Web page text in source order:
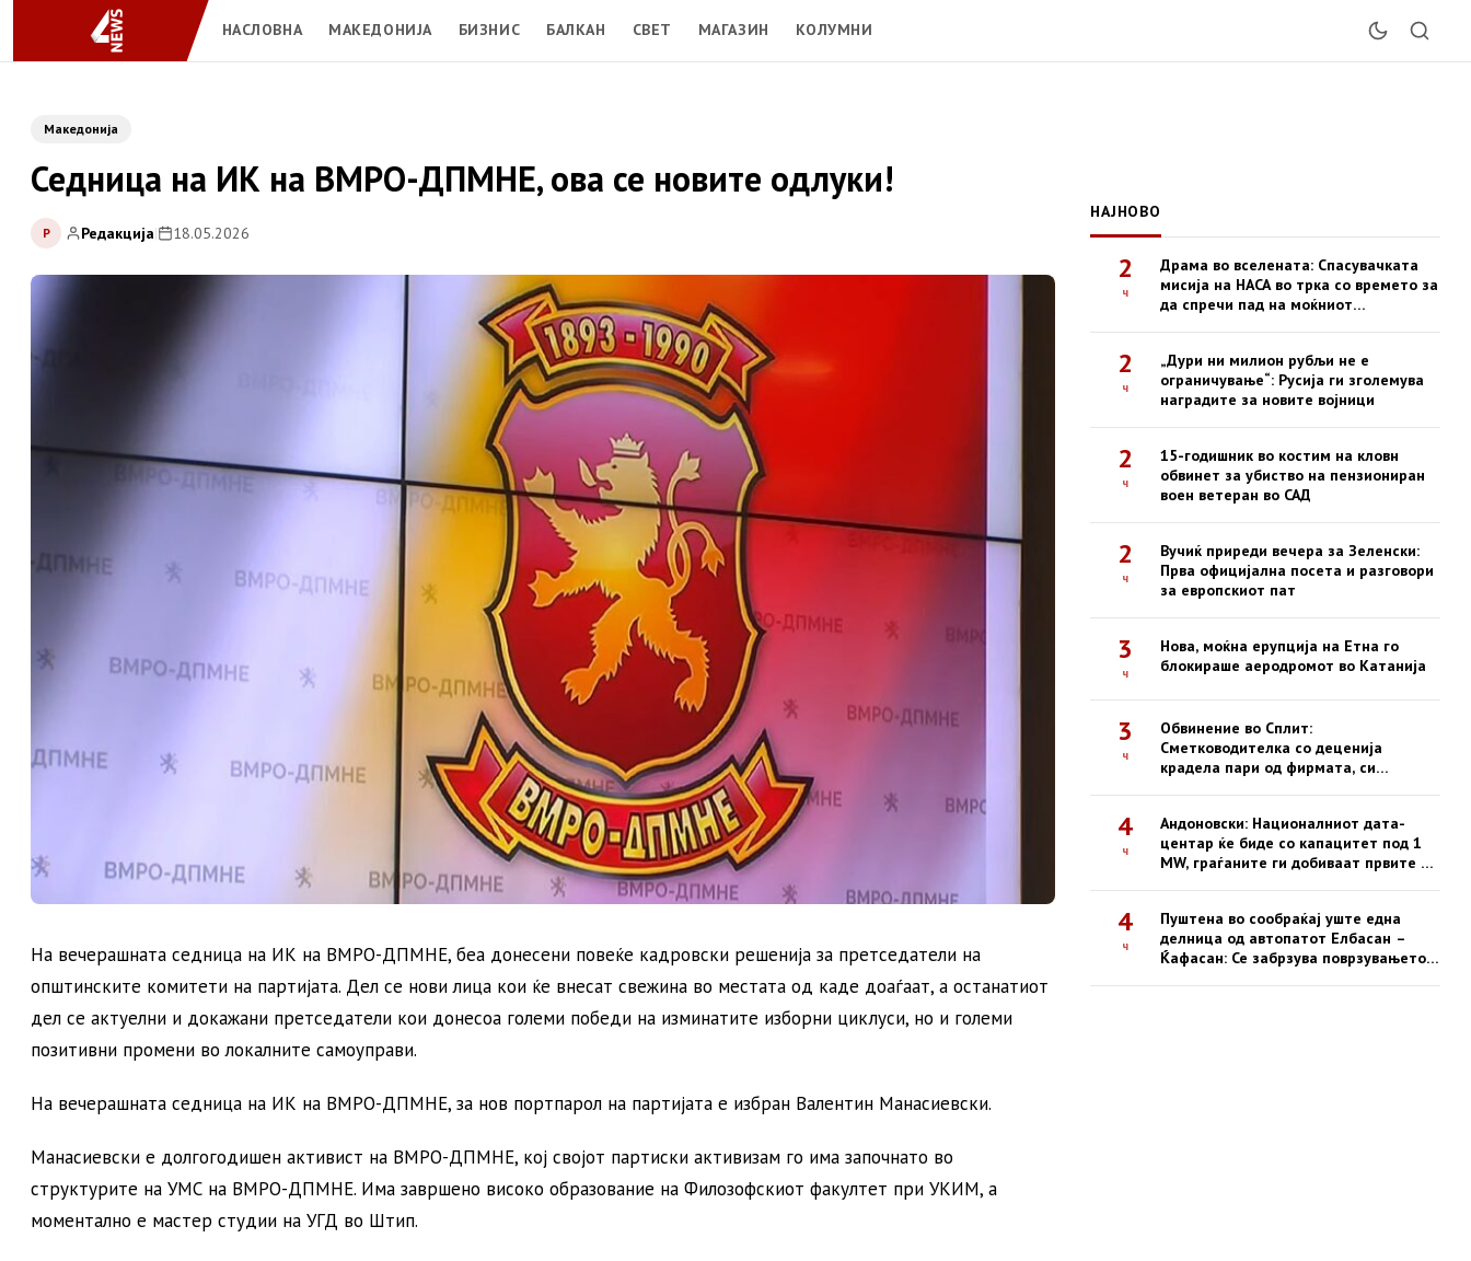
НАСЛОВНА МАКЕДОНИЈА БИЗНИС БАЛКАН СВЕТ МАГАЗИН КОЛУМНИ
Македонија
Седница на ИК на ВМРО-ДПМНЕ, ова се новите одлуки!
Р Редакција| 18.05.2026
На вечерашната седница на ИК на ВМРО-ДПМНЕ, беа донесени повеќе кадровски решенија за претседатели на
општинските комитети на партијата. Дел се нови лица кои ќе внесат свежина во местата од каде доаѓаат, а останатиот
дел се актуелни и докажани претседатели кои донесоа големи победи на изминатите изборни циклуси, но и големи
позитивни промени во локалните самоуправи.
На вечерашната седница на ИК на ВМРО-ДПМНЕ, за нов портпарол на партијата е избран Валентин Манасиевски.
Манасиевски е долгогодишен активист на ВМРО-ДПМНЕ, кој својот партиски активизам го има започнато во
структурите на УМС на ВМРО-ДПМНЕ. Има завршено високо образование на Филозофскиот факултет при УКИМ, а
моментално е мастер студии на УГД во Штип.
НАЈНОВО
2
ч
Драма во вселената: Спасувачката
мисија на НАСА во трка со времето за
да спречи пад на моќниот
2
ч
„Дури ни милион рубљи не е
ограничување“: Русија ги зголемува
наградите за новите војници
2
ч
15-годишник во костим на кловн
обвинет за убиство на пензиониран
воен ветеран во САД
2
ч
Вучиќ приреди вечера за Зеленски:
Прва официјална посета и разговори
за европскиот пат
3
ч
Нова, моќна ерупција на Етна го
блокираше аеродромот во Катанија
3
ч
Обвинение во Сплит:
Сметководителка со деценија
крадела пари од фирмата, си
4
ч
Андоновски: Националниот дата-
центар ќе биде со капацитет под 1
MW, граѓаните ги добиваат првите е-
4
ч
Пуштена во сообраќај уште една
делница од автопатот Елбасан –
Ќафасан: Се забрзува поврзувањето